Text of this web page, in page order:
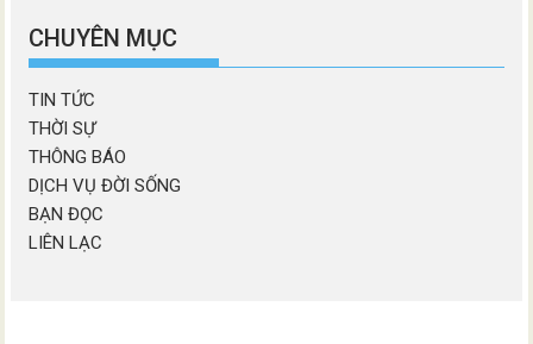
mục
CHUYÊN MỤC
TIN TỨC
THỜI SỰ
THÔNG BÁO
DỊCH VỤ ĐỜI SỐNG
BẠN ĐỌC
LIÊN LẠC